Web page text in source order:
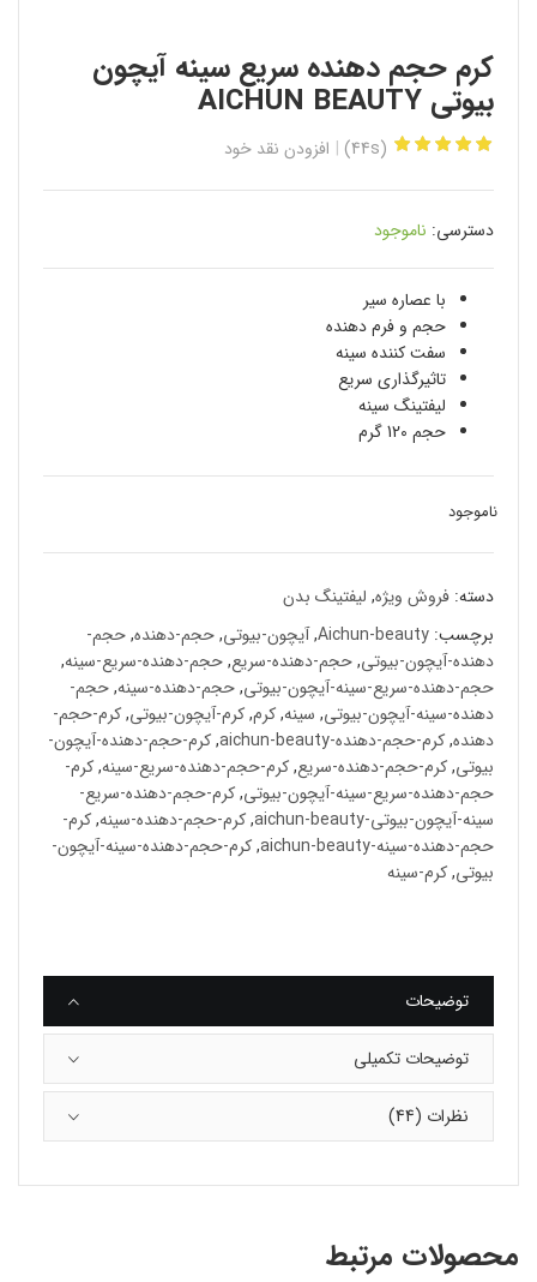
کرم حجم دهنده سریع سینه آیچون
بیوتی AICHUN BEAUTY
(44s) افزودن نقد خود
دسترسی: ناموجود
با عصاره سیر
حجم و فرم دهنده
سفت کننده سینه
تاثیرگذاری سریع
لیفتینگ سینه
حجم 120 گرم
ناموجود
دسته: فروش ویژه, لیفتینگ بدن
برچسب: Aichun-beauty
,آیچون-بیوتی,حجم-دهنده,حجم-
دهنده-آیچون-بیوتی,حجم-دهنده-سریع,حجم-دهنده-سریع-سینه,
حجم-دهنده-سریع-سینه-آیچون-بیوتی,حجم-دهنده-سینه,حجم-
دهنده-سینه-آیچون-بیوتی, سینه,کرم,کرم-آیچون-بیوتی,کرم-حجم-
دهنده,کرم-حجم-دهنده-aichun-beauty ,کرم-حجم-دهنده-آیچون-
بیوتی,کرم-حجم-دهنده-سریع,کرم-حجم-دهنده-سریع-سینه,کرم-
حجم-دهنده-سریع-سینه-آیچون-بیوتی,کرم-حجم-دهنده-سریع-
سینه-آیچون-بیوتی-aichun-beauty
,کرم-حجم-دهنده-سینه,کرم-
حجم-دهنده-سینه-aichun-beauty
,کرم-حجم-دهنده-سینه-آیچون-
بیوتی,کرم-سینه
توضیحات
توضیحات تکمیلی
نظرات (44)
محصولات مرتبط